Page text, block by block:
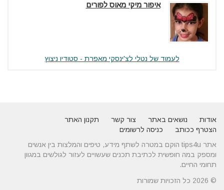
איפור מיקי מאוס לפורים
לעמוד של נטלי לצ'ינסקי מאפרת - סטודיו ניצוץ
אודות נושאים באתר צור קשר
תקנון האתר
הצטרף ככותב
כניסה לרשומים
אתר tips4u הוקם במטרה לשתף מידע, טיפים והמלצות בין אנשים
ומספק במה חופשית לכתיבת תכנים שעשויים לעזור לגולשים במגוון
תחומי החיים.
© 2026 כל הזכויות שמורות